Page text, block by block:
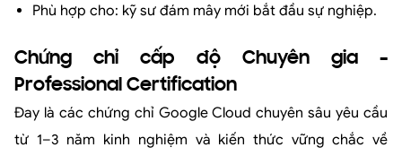
Phù hợp cho: kỹ sư đám mây mới bắt đầu sự nghiệp.
Chứng chỉ cấp độ Chuyên gia –
Professional Certification
Đay là các chứng chỉ Google Cloud chuyên sâu yêu cầu
từ 1–3 năm kinh nghiệm và kiến thức vững chắc về